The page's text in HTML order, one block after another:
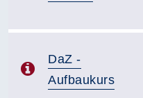
DaZ -
Aufbaukurs